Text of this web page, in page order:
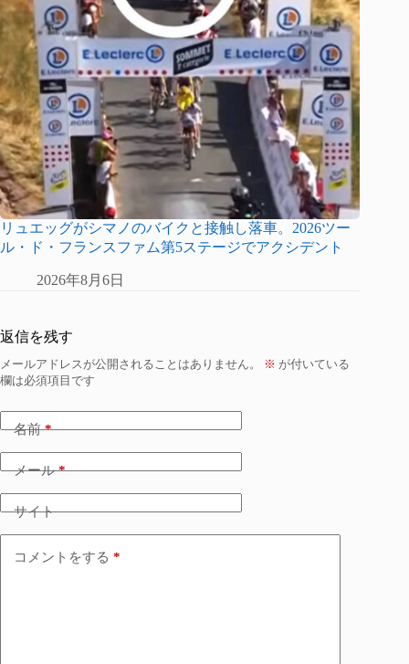
リュエッグがシマノのバイクと接触し落車。2026ツー
ル・ド・フランスファム第5ステージでアクシデント
2026年8月6日
返信を残す
メールアドレスが公開されることはありません。 ※ が付いている
欄は必須項目です
名前*
メール*
サイト
コメントをする *